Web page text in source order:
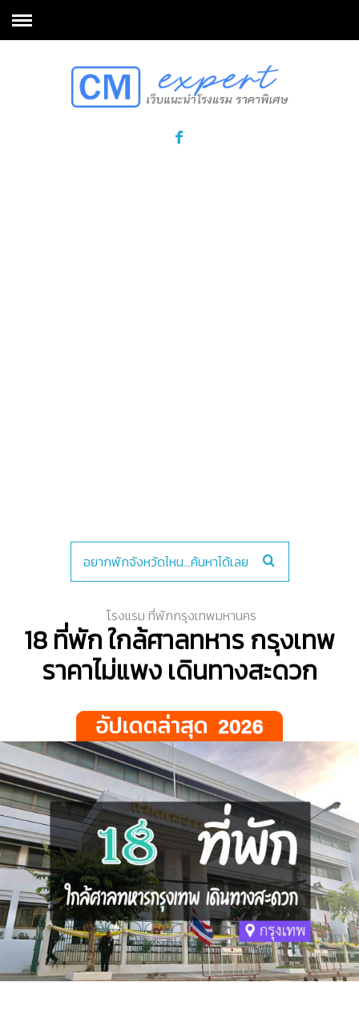
โรงแรม ที่พักกรุงเทพมหานคร
18 ที่พัก ใกล้ศาลทหาร กรุงเทพ
ราคาไม่แพง เดินทางสะดวก